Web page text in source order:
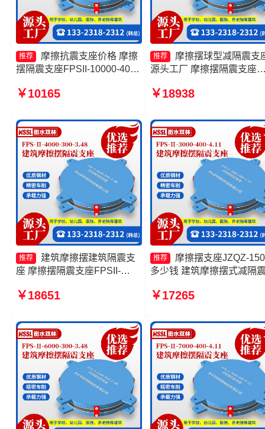
推荐
摩擦抗震支座价格 摩擦
摆隔震支座FPSII-10000-400-
震支座 摩擦摆支座厂家
￥10165
推荐
摩擦摆球型减隔震支
源头工厂 摩擦摆隔震支座
擦摆隔震支座FPSII-2000-
FPS-Ⅱ-8000-200源头工厂
￥18938
推荐
建筑摩擦摆建筑隔震支
座 摩擦摆隔震支座FPSII-
震支座 摩擦摆隔震支座FPSII-
￥18651
推荐
摩擦摆支座JZQZ-
多少钱 建筑摩擦摆式减隔
3000-400-4.11厂家 摩擦摆
￥17265